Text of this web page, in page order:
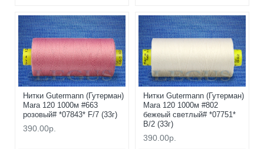
Нитки Gutermann (Гутерман)
Mara 120 1000м #663
розовый# *07843* F/7 (33г)
390.00р.
Нитки Gutermann (Гутерман)
Mara 120 1000м #802
бежеый светлый# *07751*
B/2 (33г)
390.00р.